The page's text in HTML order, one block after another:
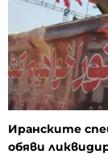
Иранските
обяви